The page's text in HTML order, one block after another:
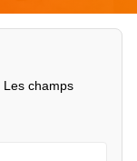
Les champs